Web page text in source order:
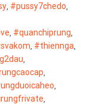
#pussy7chedo
#quanchiprung
#thiennga